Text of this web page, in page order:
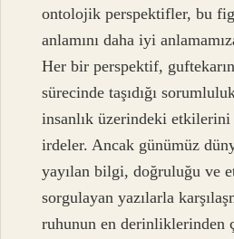
ontolojik perspektifler, bu
anlamını daha iyi
Her bir perspektif,
sürecinde taşıdığı
insanlık üzerindeki etkilerini
irdeler. Ancak günümüz
yayılan bilgi, doğruluğu ve
sorgulayan yazılarla
ruhunun en derinliklerinden